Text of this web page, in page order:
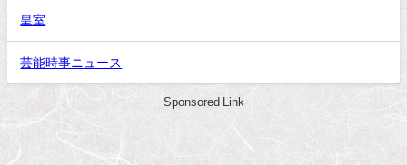
皇室
芸能時事ニュース
Sponsored Link